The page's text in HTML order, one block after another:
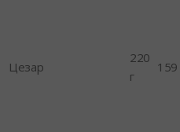
Цезар
220
г
159